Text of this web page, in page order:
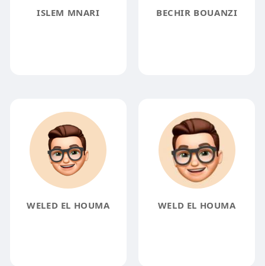
ISLEM MNARI BECHIR BOUANZI
WELED EL HOUMA WELD EL HOUMA